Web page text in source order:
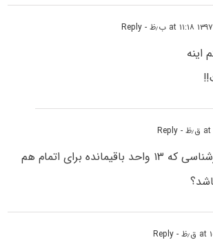
- Reply
اینه
- Reply
سلام ، دانشجوی کارشناسی که ۱۳ واحد باقیمانده برای اتمام هم
- Reply